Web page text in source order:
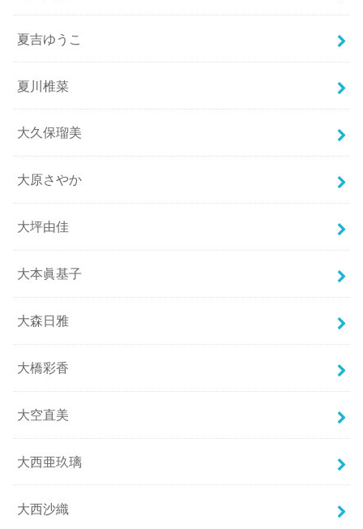
夏吉ゆうこ
夏川椎菜
大久保瑠美
大原さやか
大坪由佳
大本眞基子
大森日雅
大橋彩香
大空直美
大西亜玖璃
大西沙織